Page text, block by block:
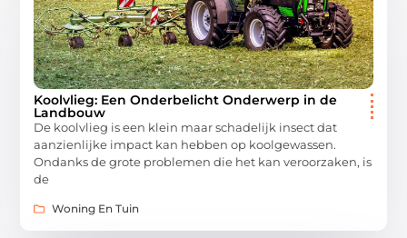
Koolvlieg: Een Onderbelicht Onderwerp in de
Landbouw
De koolvlieg is een klein maar schadelijk insect dat
aanzienlijke impact kan hebben op koolgewassen.
Ondanks de grote problemen die het kan veroorzaken, is
de
Woning En Tuin